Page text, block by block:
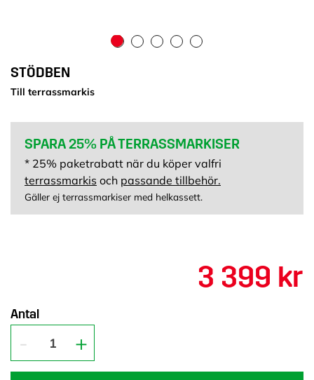
STÖDBEN
Till terrassmarkis
SPARA 25% PÅ TERRASSMARKISER
* 25% paketrabatt när du köper valfri
terrassmarkis och passande tillbehör.
Gäller ej terrassmarkiser med helkassett.
3 399 kr
Antal